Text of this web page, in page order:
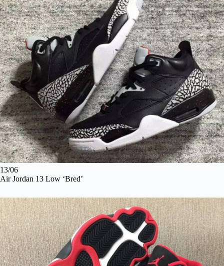
13/06
Air Jordan 13 Low ‘Bred’